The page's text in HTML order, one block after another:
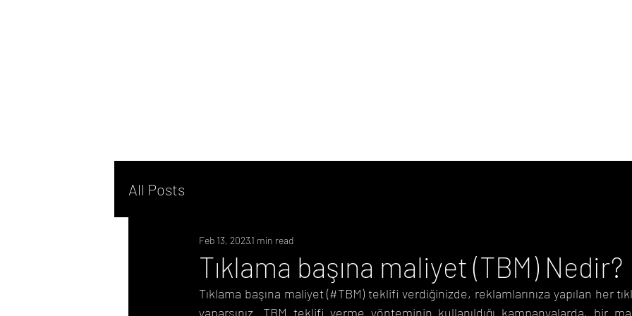
All Posts
Tıklama başına maliyet (TBM) Nedir?
Feb 13, 20231 min read
Tıklama başına maliyet (#TBM) teklifi verdiğinizde, reklamlarınıza yapılan her
yaparsınız. TBM teklifi verme yönteminin kullanıldığı kampanyalarda, bir